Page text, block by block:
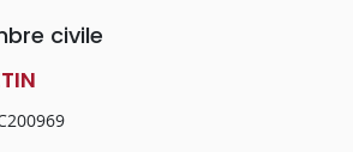
civile